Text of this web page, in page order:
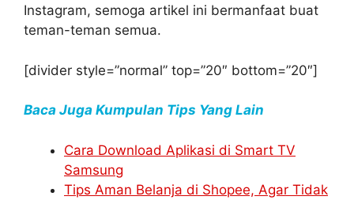
Instagram, semoga artikel ini bermanfaat buat
teman-teman semua.
[divider style=”normal” top=”20″ bottom=”20″]
Baca Juga Kumpulan Tips Yang Lain
Cara Download Aplikasi di Smart TV
Samsung
Tips Aman Belanja di Shopee, Agar Tidak